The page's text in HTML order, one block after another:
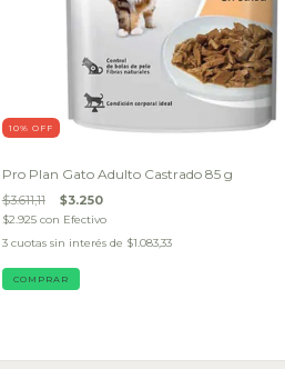
10% OFF
Pro Plan Gato Adulto Castrado 85 g
$3.611,11 $3.250
$2.925 con Efectivo
3 cuotas sin interés de $1.083,33